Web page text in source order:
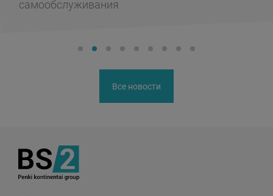
самообслуживания
Все новости